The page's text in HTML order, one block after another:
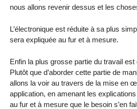
nous allons revenir dessus et les
L’électronique est réduite à sa plus
sera expliquée au fur et à mesure.
Enfin la plus grosse partie du travail
Plutôt que d’aborder cette partie de
allons la voir au travers de la mise en
application, en amenant les
au fur et à mesure que le besoin s’en